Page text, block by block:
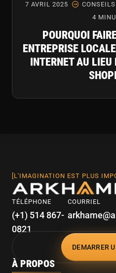
7 AVRIL 2025
4
POURQUOI
ENTREPRISE
INTERNET AU LIEU
[L'IMAGINATION EST PLUS
TÉLÉPHONE
(+1) 514 867-
0821
COURRIEL
DEMARRER
À PROPOS